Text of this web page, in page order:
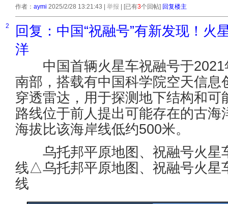
作者： aymi 2025/2/28 13:21:43 举报 | [已有3个回帖] 回复楼主
2
回复：中国“祝融号”有新发现！火
洋
中国首辆火星车祝融号于2021
南部，搭载有中国科学院空天信
穿透雷达，用于探测地下结构和
路线位于前人提出可能存在的古
海拔比该海岸线低约500米。
乌托邦平原地图、祝融号火星
线△乌托邦平原地图、祝融号火星
线